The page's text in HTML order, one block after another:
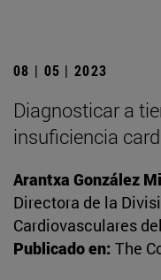
08 | 05 | 2023
Diagnosticar a
insuficiencia
Arantxa González
Directora de la
Cardiovasculares
Publicado en: The